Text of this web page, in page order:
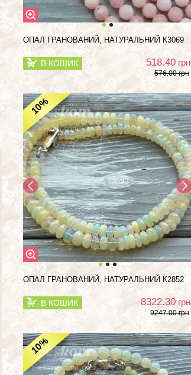
ОПАЛ ГРАНОВАНИЙ, НАТУРАЛЬНИЙ К3069
В КОШИК 518.40 грн
576.00 грн
10%
ОПАЛ ГРАНОВАНИЙ, НАТУРАЛЬНИЙ К2852
В КОШИК 8322.30 грн
9247.00 грн
10%